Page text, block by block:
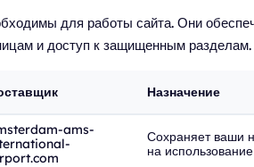
для работы сайта. Они
и доступ к защищенным разделам.
Назначение
ams-
Сохраняет ваши
на